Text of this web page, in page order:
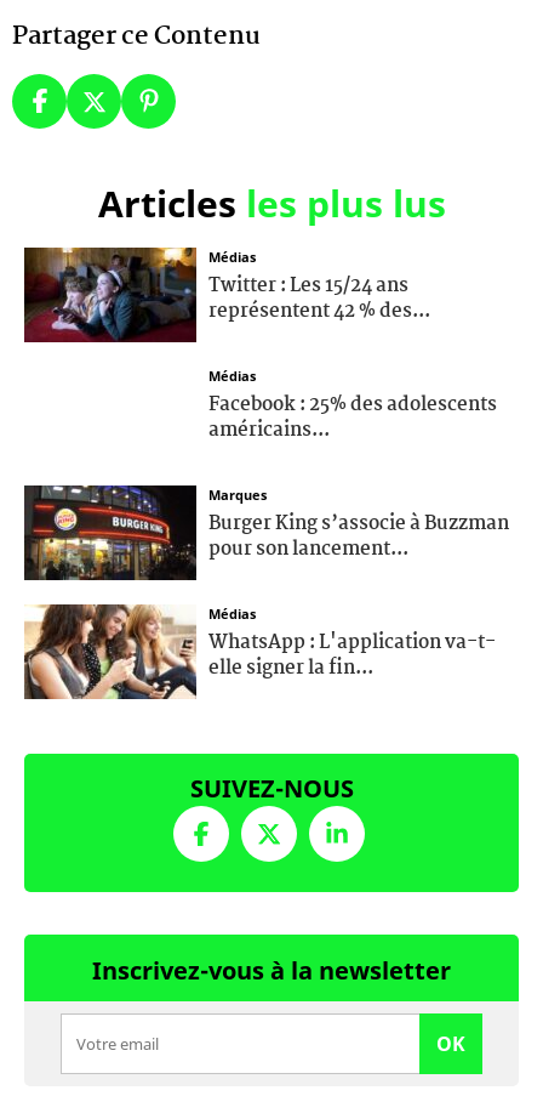
Partager ce Contenu
Articles les plus lus
Médias
Twitter : Les 15/24 ans
représentent 42 % des...
Médias
Facebook : 25% des adolescents
américains...
Marques
Burger King s’associe à Buzzman
pour son lancement...
Médias
WhatsApp : L'application va-t-
elle signer la fin...
SUIVEZ-NOUS
Inscrivez-vous à la newsletter
OK